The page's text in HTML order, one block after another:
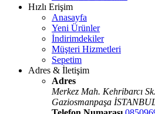
Hızlı Erişim
Anasayfa
Yeni Ürünler
İndirimdekiler
Müşteri Hizmetleri
Sepetim
Adres & İletişim
Adres
Merkez Mah. Kehribarcı
Gaziosmanpaşa